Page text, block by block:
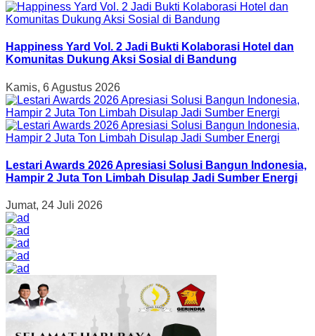
Happiness Yard Vol. 2 Jadi Bukti Kolaborasi Hotel dan
Komunitas Dukung Aksi Sosial di Bandung
Kamis, 6 Agustus 2026
Lestari Awards 2026 Apresiasi Solusi Bangun Indonesia,
Hampir 2 Juta Ton Limbah Disulap Jadi Sumber Energi
Jumat, 24 Juli 2026